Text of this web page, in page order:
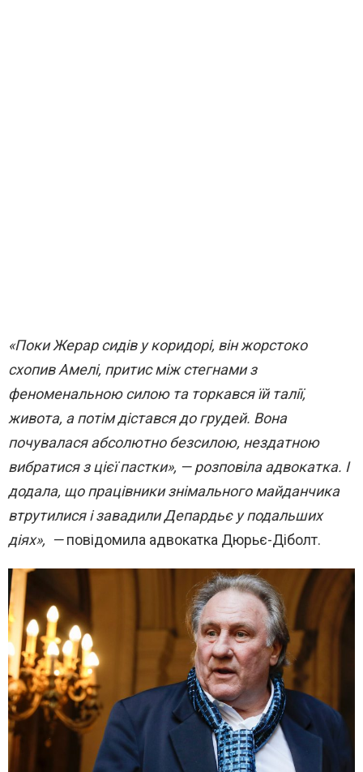
«Поки Жерар сидів у коридорі, він жорстоко
схопив Амелі, притис між стегнами з
феноменальною силою та торкався їй талії,
живота, а потім дістався до грудей. Вона
почувалася абсолютно безсилою, нездатною
вибратися з цієї пастки», — розповіла адвокатка. І
додала, що працівники знімального майданчика
втрутилися і завадили Депардьє у подальших
діях», —повідомила адвокатка Дюрьє-Діболт.